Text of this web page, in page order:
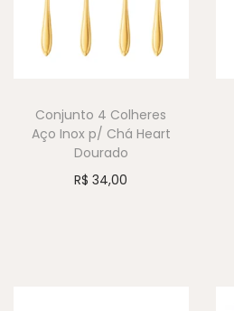
Conjunto 4 Colheres
Aço Inox p/ Chá Heart
Dourado
R$ 34,00